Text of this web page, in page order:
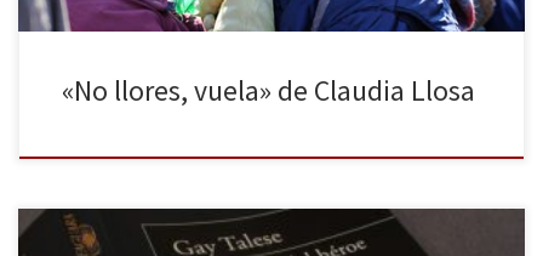
«No llores, vuela» de Claudia Llosa